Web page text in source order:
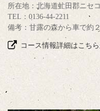
所在地：北海道虻田郡ニセ
TEL：0136-44-2211
備考：甘露の森から車で約
コース情報詳細はこちら